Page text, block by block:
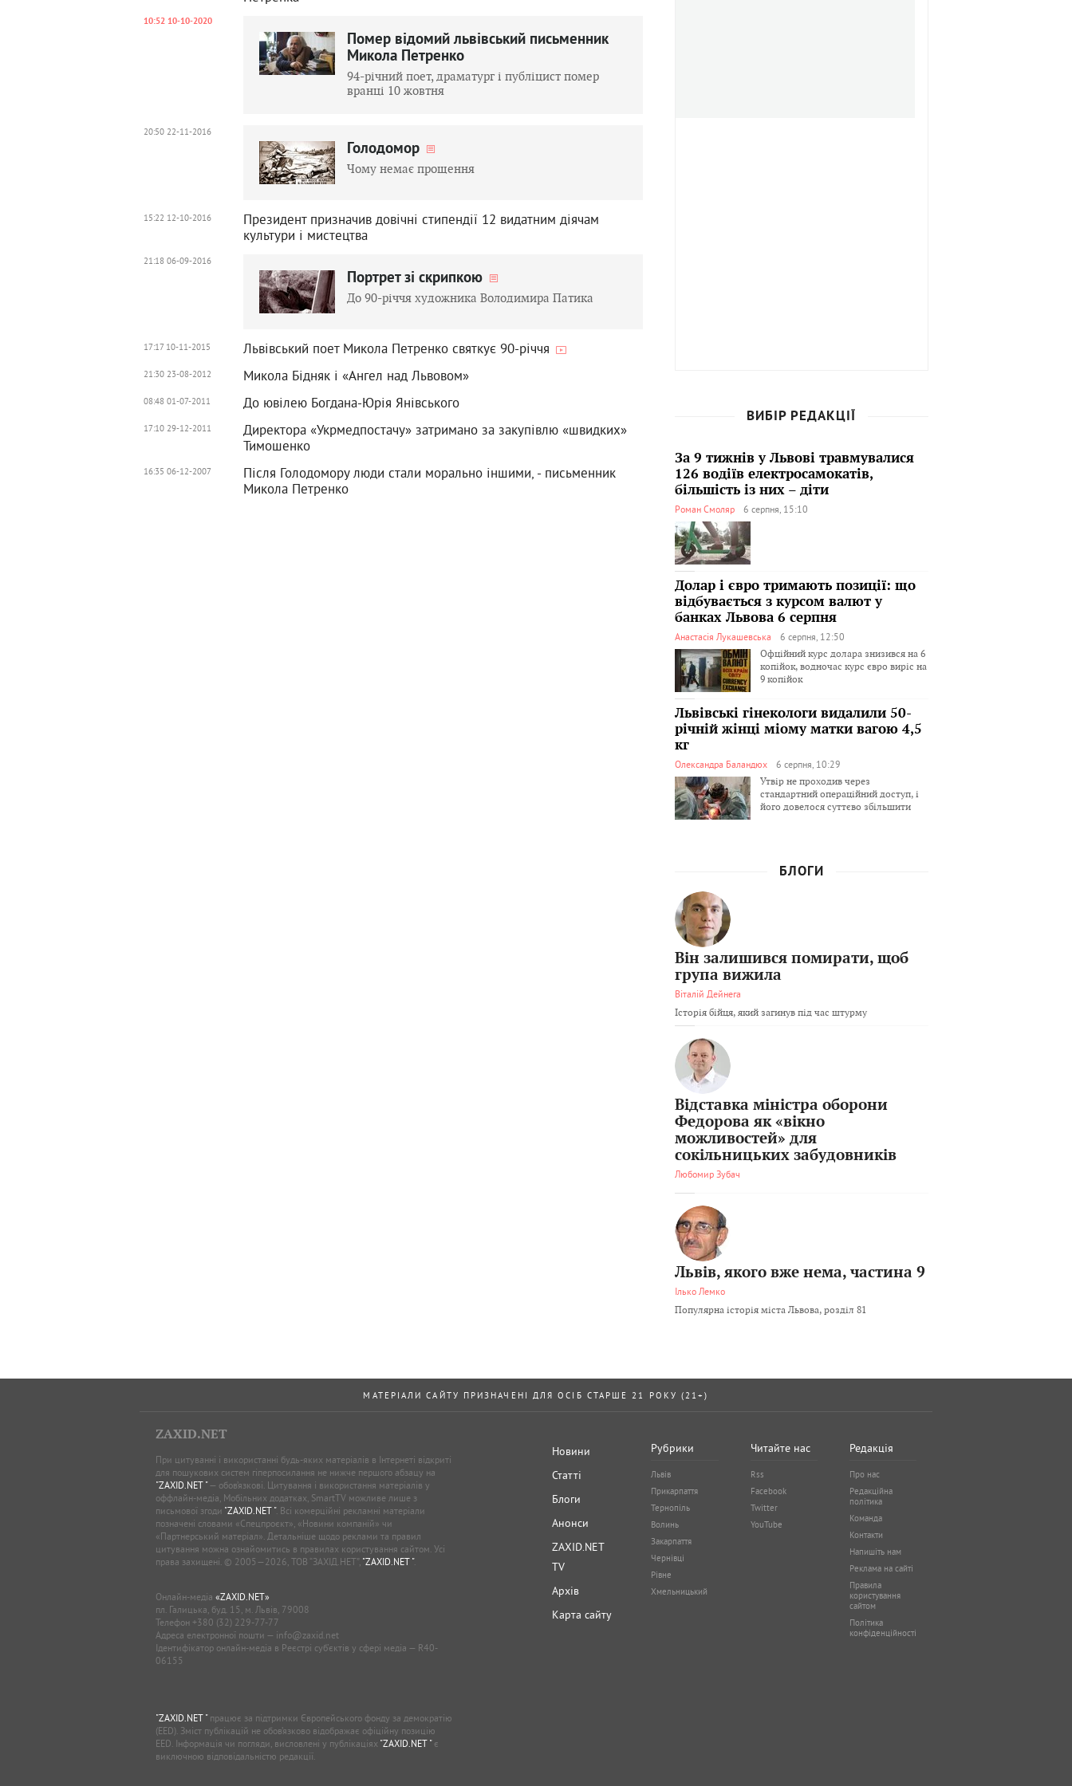
10:52 10-10-2020
Помер відомий львівський письменник
Микола Петренко
94-річний поет, драматург і публіцист помер
вранці 10 жовтня
20:50 22-11-2016
Голодомор
Чому немає прощення
15:22 12-10-2016
Президент призначив довічні стипендії 12 видатним діячам
культури і мистецтва
21:18 06-09-2016
Портрет зі скрипкою
До 90-річчя художника Володимира Патика
17:17 10-11-2015 Львівський поет Микола Петренко святкує 90-річчя
21:30 23-08-2012 Микола Бідняк і «Ангел над Львовом»
08:48 01-07-2011 До ювілею Богдана-Юрія Янівського
17:10 29-12-2011
Директора «Укрмедпостачу» затримано за закупівлю «швидких»
Тимошенко
16:35 06-12-2007
Після Голодомору люди стали морально іншими, - письменник
Микола Петренко
ВИБІР РЕДАКЦІЇ
За 9 тижнів у Львові травмувалися
126 водіїв електросамокатів,
більшість із них – діти
Роман Смоляр 6 серпня, 15:10
Долар і євро тримають позиції: що
відбувається з курсом валют у
банках Львова 6 серпня
Анастасія Лукашевська
6 серпня, 12:50
Офційний курс долара знизився на 6
копійок, водночас курс євро виріс на
9 копійок
Львівські гінекологи видалили 50-
річній жінці міому матки вагою 4,5
кг
Олександра Баландюх
6 серпня, 10:29
Утвір не проходив через
стандартний операційний доступ, і
його довелося суттєво збільшити
БЛОГИ
Він залишився помирати, щоб
група вижила
Віталій Дейнега
Історія бійця, який загинув під час штурму
Відставка міністра оборони
Федорова як «вікно
можливостей» для
сокільницьких забудовників
Любомир Зубач
Львів, якого вже нема, частина 9
Ілько Лемко
Популярна історія міста Львова, розділ 81
МАТЕРІАЛИ САЙТУ ПРИЗНАЧЕНІ ДЛЯ ОСІБ СТАРШЕ 21 РОКУ (21+)
ZAXID.NET
При цитуванні і використанні будь-яких матеріалів в Інтернеті відкриті
для пошукових систем гіперпосилання не нижче першого абзацу на
"ZAXID.NET "— обов’язкові. Цитування і використання матеріалів у
оффлайн-медіа, Мобільних додатках, SmartTV можливе лише з
письмової згоди "ZAXID.NET ". Всі комерційні рекламні матеріали
позначені словами «Спецпроєкт», «Новини компаній» чи
«Партнерський матеріал». Детальніше щодо реклами та правил
цитування можна ознайомитись в правилах користування сайтом. Усі
права захищені. © 2005—2026, ТОВ “ЗАХІД.НЕТ”, "ZAXID.NET ".
Онлайн-медіа «ZAXID.NET»
пл. Галицька, буд. 15, м. Львів, 79008
Телефон +380 (32) 229-77-77
Адреса електронної пошти — info@zaxid.net
Ідентифікатор онлайн-медіа в Реєстрі суб'єктів у сфері медіа — R40-
06155
"ZAXID.NET "працює за підтримки Європейського фонду за демократію
(EED). Зміст публікацій не обов’язково відображає офіційну позицію
EED. Інформація чи погляди, висловлені у публікаціях "ZAXID.NET "є
виключною відповідальністю редакції.
Новини
Статті
Блоги
Анонси
ZAXID.NET
TV
Архів
Карта сайту
Рубрики
Львів
Прикарпаття
Тернопіль
Волинь
Закарпаття
Чернівці
Рівне
Хмельницький
Читайте нас
Rss
Facebook
Twitter
YouTube
Редакція
Про нас
Редакційна
політика
Команда
Контакти
Напишіть нам
Реклама на сайті
Правила
користування
сайтом
Політика
конфіденційності